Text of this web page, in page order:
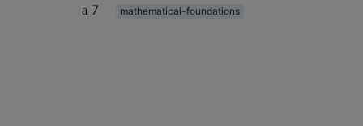
7
mathematical-foundations